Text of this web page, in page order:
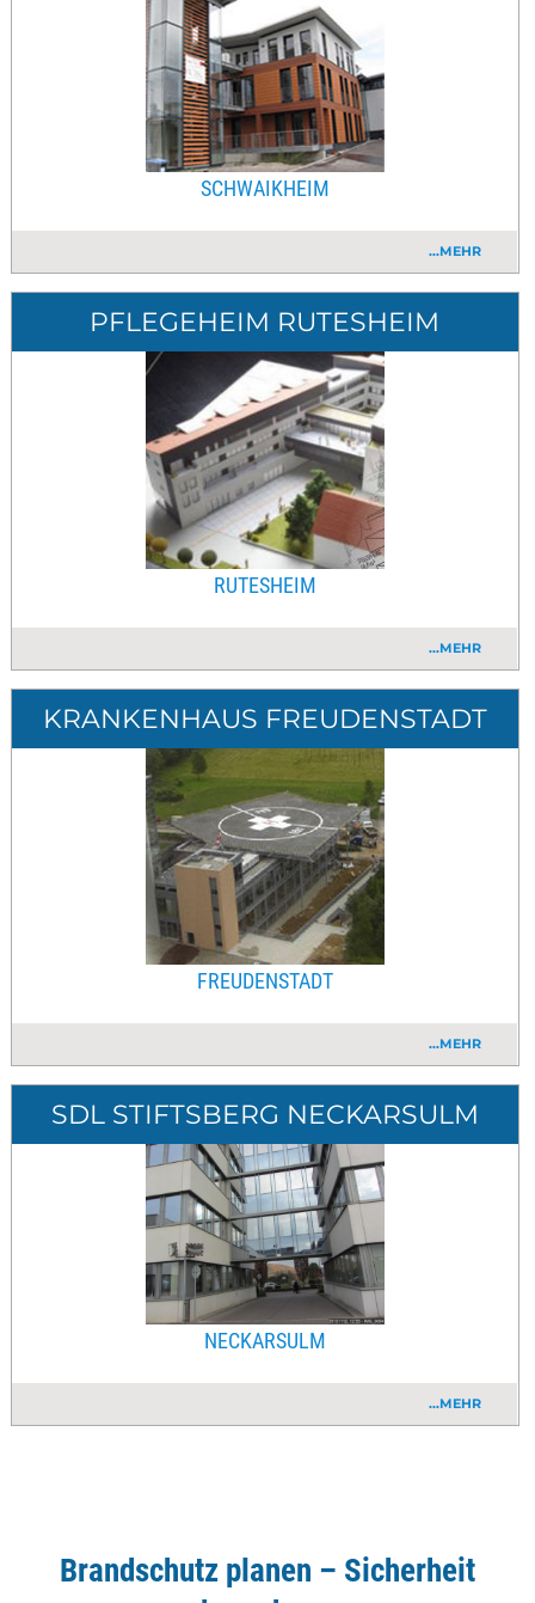
SCHWAIKHEIM
...MEHR
PFLEGEHEIM RUTESHEIM
RUTESHEIM
...MEHR
KRANKENHAUS FREUDENSTADT
FREUDENSTADT
...MEHR
SDL STIFTSBERG NECKARSULM
NECKARSULM
...MEHR
Brandschutz planen – Sicherheit